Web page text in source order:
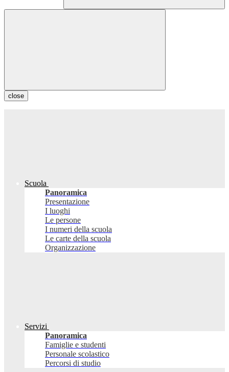
close
Scuola
Panoramica
Presentazione
I luoghi
Le persone
I numeri della scuola
Le carte della scuola
Organizzazione
Servizi
Panoramica
Famiglie e studenti
Personale scolastico
Percorsi di studio